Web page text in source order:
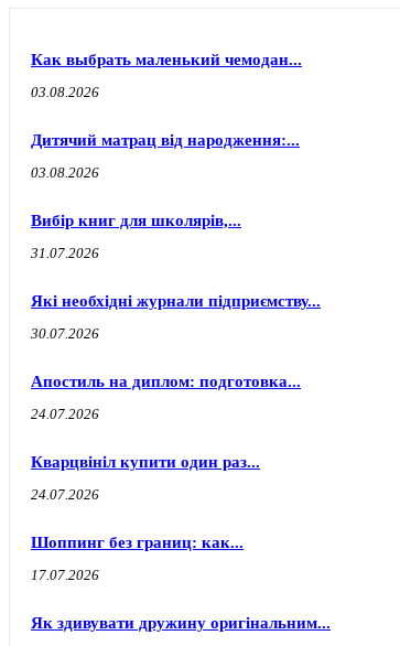
Как выбрать маленький чемодан...
03.08.2026
Дитячий матрац від народження:...
03.08.2026
Вибір книг для школярів,...
31.07.2026
Які необхідні журнали підприємству...
30.07.2026
Апостиль на диплом: подготовка...
24.07.2026
Кварцвініл купити один раз...
24.07.2026
Шоппинг без границ: как...
17.07.2026
Як здивувати дружину оригінальним...